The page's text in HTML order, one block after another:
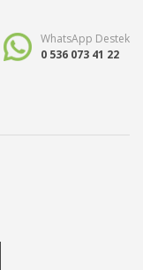
WhatsApp Destek
0 536 073 41 22